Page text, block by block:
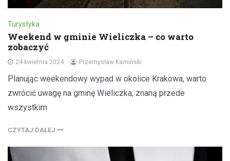
Turystyka
Weekend w gminie Wieliczka – co warto
zobaczyć
24 kwietnia 2024 Przemysław Kamiński
Planując weekendowy wypad w okolice Krakowa, warto
zwrócić uwagę na gminę Wieliczka, znaną przede
wszystkim
CZYTAJ DALEJ